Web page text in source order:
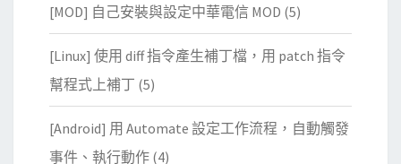
[MOD] 自己安裝與設定中華電信 MOD (5)
[Linux] 使用 diff 指令產生補丁檔，用 patch 指令
幫程式上補丁 (5)
[Android] 用 Automate 設定工作流程，自動觸發
事件、執行動作 (4)